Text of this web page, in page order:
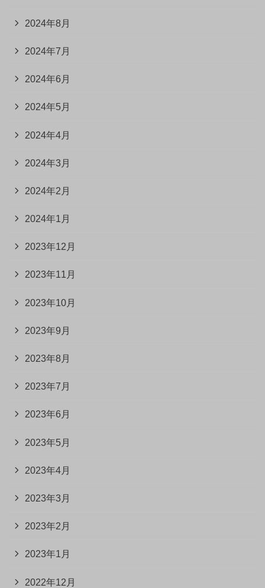
2024年8月
2024年7月
2024年6月
2024年5月
2024年4月
2024年3月
2024年2月
2024年1月
2023年12月
2023年11月
2023年10月
2023年9月
2023年8月
2023年7月
2023年6月
2023年5月
2023年4月
2023年3月
2023年2月
2023年1月
2022年12月